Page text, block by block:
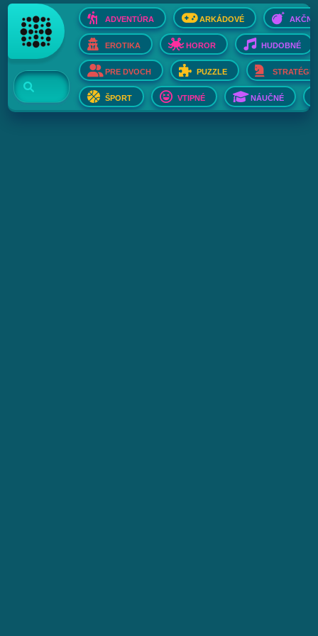
ADVENTÚRA ARKÁDOVÉ AKČNÉ
EROTIKA HOROR HUDOBNÉ
PRE DVOCH PUZZLE STRATÉGIE
ŠPORT VTIPNÉ NÁUČNÉ